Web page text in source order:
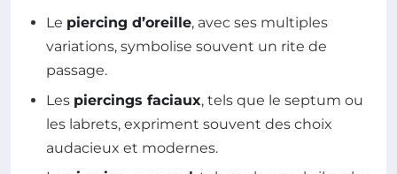
Le piercing d’oreille, avec ses multiples
variations, symbolise souvent un rite de
passage.
Les piercings faciaux, tels que le septum ou
les labrets, expriment souvent des choix
audacieux et modernes.